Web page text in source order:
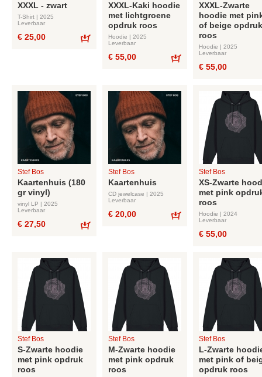
XXXL - zwart
T-Shirt | 2025
Leverbaar
€ 25,00
XXXL-Kaki hoodie
met lichtgroene
opdruk roos
Hoodie | 2025
Leverbaar
€ 55,00
XXXL-Zwarte
hoodie met
of beige opdruk
roos
Hoodie | 2025
Leverbaar
€ 55,00
Stef Bos
Kaartenhuis (180
gr vinyl)
vinyl LP | 2025
Leverbaar
€ 27,50
Stef Bos
Kaartenhuis
CD jewelcase | 2025
Leverbaar
€ 20,00
Stef Bos
XS-Zwarte
met pink
roos
Hoodie | 2024
Leverbaar
€ 55,00
Stef Bos
S-Zwarte hoodie
met pink opdruk
roos
Stef Bos
M-Zwarte hoodie
met pink opdruk
roos
Stef Bos
L-Zwarte
met pink of
opdruk roos